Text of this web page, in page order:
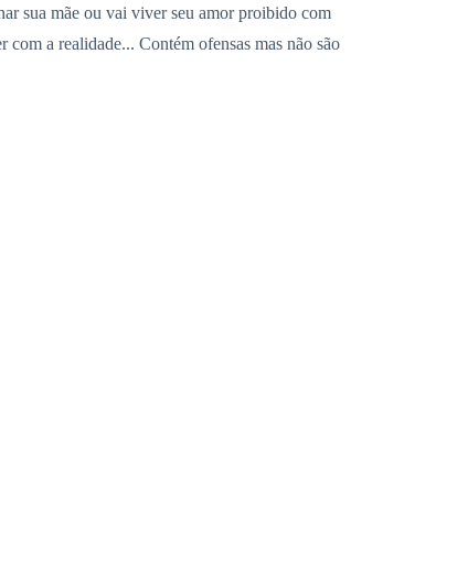
sua mãe ou vai viver seu amor proibido com
a realidade... Contém ofensas mas não são